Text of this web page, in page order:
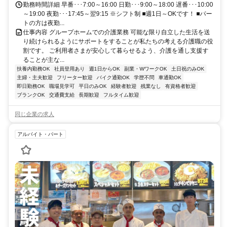
勤務時間詳細 早番･･･7:00～16:00 日勤･･･9:00～18:00 遅番･･･10:00
～19:00 夜勤･･･17:45～翌9:15 ※シフト制 ■週1日～OKです！ ■パー
トの方は夜勤...
仕事内容 グループホームでの介護業務 可能な限り自立した生活を送
り続けられるようにサポートをすることが私たちの考える介護職の役
割です。 ご利用者さまが安心して暮らせるよう、介護を通し支援す
ることが主な...
扶養内勤務OK 社員登用あり 週1日からOK 副業・WワークOK
土日祝のみOK
主婦・主夫歓迎
フリーター歓迎 バイク通勤OK 学歴不問
車通勤OK
即日勤務OK
職場見学可 平日のみOK 経験者歓迎 残業なし
有資格者歓迎
ブランクOK
交通費支給 長期歓迎 フルタイム歓迎
同じ企業の求人
アルバイト・パート